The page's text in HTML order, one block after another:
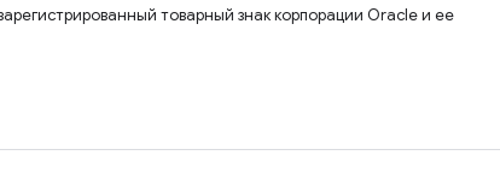
товарный знак корпорации Oracle и ее